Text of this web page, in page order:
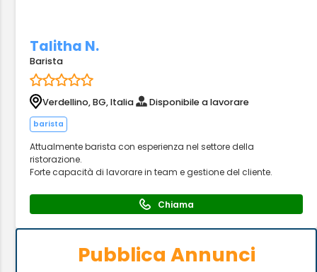
Talitha N.
Barista
Verdellino, BG, Italia Disponibile a lavorare
barista
Attualmente barista con esperienza nel settore della
ristorazione.
Forte capacità di lavorare in team e gestione del cliente.
Chiama
Pubblica Annunci